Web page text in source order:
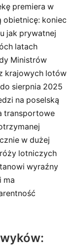
premiera w
obietnicę: koniec
jak prywatnej
latach
Ministrów
krajowych lotów
sierpnia 2025
na poselską
transportowe
w dużej
lotniczych
wyraźny
ma